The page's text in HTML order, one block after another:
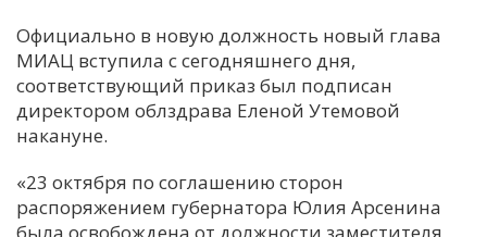
Е
К
С
Официально в новую должность новый глава
МИАЦ вступила с сегодняшнего дня,
соответствующий приказ был подписан
директором облздрава Еленой Утемовой
накануне.
«23 октября по соглашению сторон
распоряжением губернатора Юлия Арсенина